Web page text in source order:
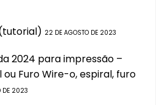
22 DE AGOSTO DE 2023
2024 para impressão –
Furo Wire-o, espiral, furo
DE 2023